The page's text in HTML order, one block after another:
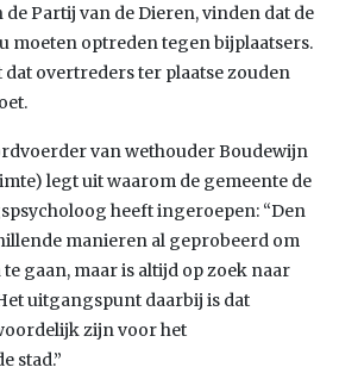
de Partij van de Dieren, vinden dat de
moeten optreden tegen bijplaatsers.
dat overtreders ter plaatse zouden
van wethouder Boudewijn
legt uit waarom de gemeente de
heeft ingeroepen: “Den
manieren al geprobeerd om
gaan, maar is altijd op zoek naar
uitgangspunt daarbij is dat
zijn voor het
stad.”